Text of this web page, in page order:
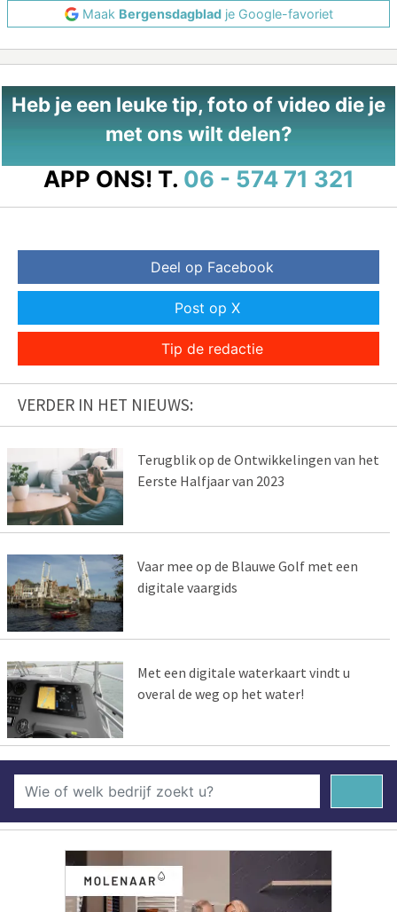
Maak Bergensdagbladje Google-favoriet
Heb je een leuke tip, foto of video die je
met ons wilt delen?
APP ONS! T. 06 - 574 71 321
Deel op Facebook
Post op X
Tip de redactie
VERDER IN HET NIEUWS:
Terugblik op de Ontwikkelingen van het
Eerste Halfjaar van 2023
Vaar mee op de Blauwe Golf met een
digitale vaargids
Met een digitale waterkaart vindt u
overal de weg op het water!